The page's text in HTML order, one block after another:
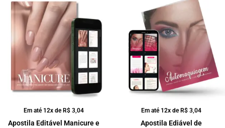
Em até 12x de R$ 3,04
Apostila Editável Manicure e
Em até 12x de R$ 3,04
Apostila Ediável de